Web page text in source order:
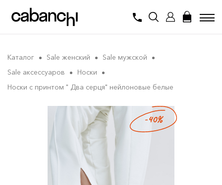
Каталог Sale женский
Sale мужской
Sale аксессуаров
Носки
Носки с принтом " Два серця" нейлоновые белые
-40%